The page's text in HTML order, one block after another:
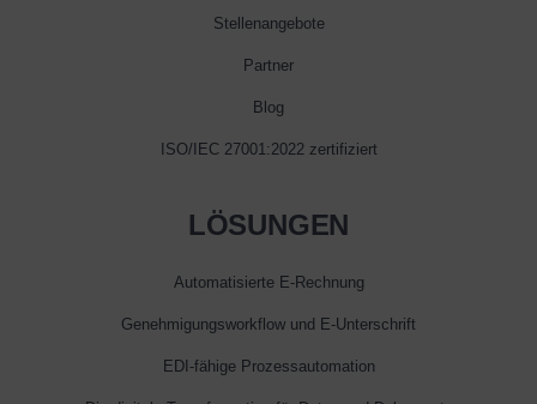
Stellenangebote
Partner
Blog
ISO/IEC 27001:2022 zertifiziert
LÖSUNGEN
Automatisierte E‑Rechnung
Genehmigungsworkflow und E‑Unterschrift
EDI-fähige Prozessautomation